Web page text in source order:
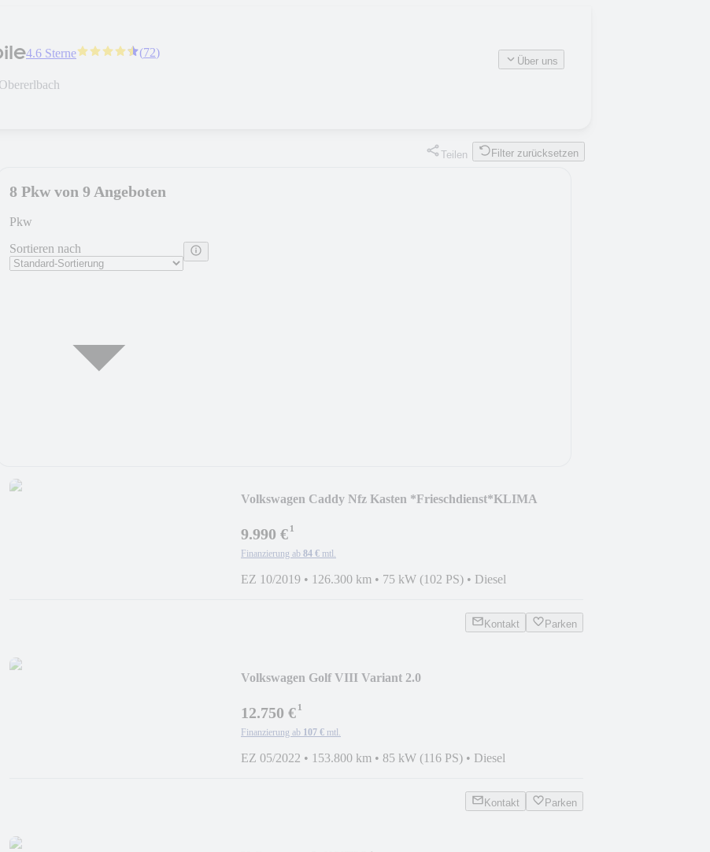
4.6 Sterne (72)
Über uns
Teilen Filter zurücksetzen
8 Pkw von 9 Angeboten
Pkw
Sortieren nach
Volkswagen Caddy Nfz Kasten *Frieschdienst*KLIMA
9.990 €¹
Finanzierung ab 84 € mtl.
EZ 10/2019 • 126.300 km • 75 kW (102 PS) • Diesel
Kontakt Parken
Volkswagen Golf VIII Variant 2.0
12.750 €¹
Finanzierung ab 107 € mtl.
EZ 05/2022 • 153.800 km • 85 kW (116 PS) • Diesel
Kontakt Parken